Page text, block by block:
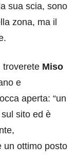
sua scia, sono
zona, ma il
troverete Miso
e
aperta: “un
sul sito ed è
un ottimo posto